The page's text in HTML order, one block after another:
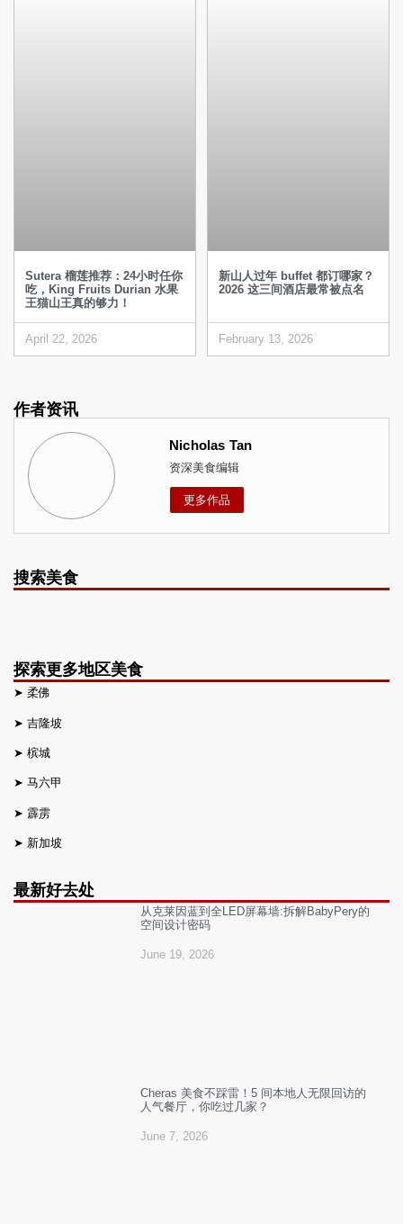
Sutera 榴莲推荐：24小时任你
吃，King Fruits Durian 水果
王猫山王真的够力！
April 22, 2026
新山人过年 buffet 都订哪家？
2026 这三间酒店最常被点名
February 13, 2026
作者资讯
Nicholas Tan
资深美食编辑
更多作品
搜索美食
探索更多地区美食
➤ 柔佛
➤ 吉隆坡
➤ 槟城
➤ 马六甲
➤ 霹雳
➤ 新加坡
最新好去处
从克莱因蓝到全LED屏幕墙:拆解BabyPery的
空间设计密码
June 19, 2026
Cheras 美食不踩雷！5 间本地人无限回访的
人气餐厅，你吃过几家？
June 7, 2026